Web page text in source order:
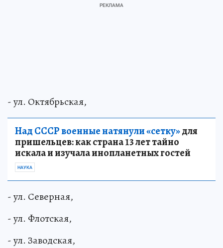
- ул. Октябрьская,
Над СССР военные натянули «сетку»для
пришельцев: как страна 13 лет тайно
искала и изучала инопланетных гостей
НАУКА
- ул. Северная,
- ул. Флотская,
- ул. Заводская,